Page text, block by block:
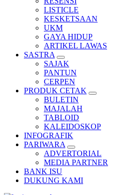
LISTICLE
KESKETSAAN
UKM
GAYA HIDUP
ARTIKEL LAWAS
SASTRA
SAJAK
PANTUN
CERPEN
PRODUK CETAK
BULETIN
MAJALAH
TABLOID
KALEIDOSKOP
INFOGRAFIK
PARIWARA
ADVERTORIAL
MEDIA PARTNER
BANK ISU
DUKUNG KAMI